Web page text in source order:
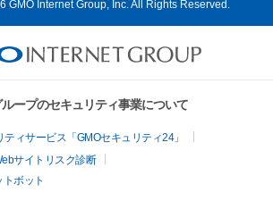
GMO Internet Group, Inc. All Rights Reserved.
ープのセキュリティ事業について
ィサービス「GMOセキュリティ24」
サイトリスク診断
ボット